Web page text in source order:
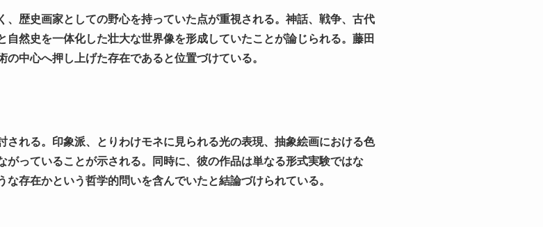
、歴史画家としての野心を持っていた点が重視される。神話、戦争、古代
然史を一体化した壮大な世界像を形成していたことが論じられる。藤田
中心へ押し上げた存在であると位置づけている。
される。印象派、とりわけモネに見られる光の表現、抽象絵画における色
がっていることが示される。同時に、彼の作品は単なる形式実験ではな
存在かという哲学的問いを含んでいたと結論づけられている。